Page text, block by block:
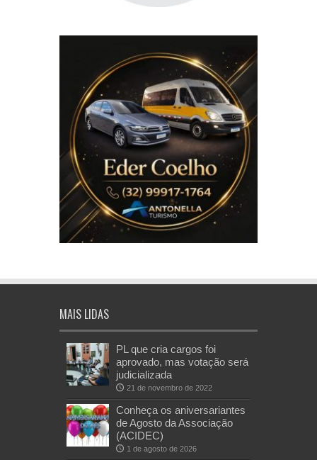
MAIS LIDAS
PL que cria cargos foi
aprovado, mas votação será
judicializada
21 de novembro de 2022
Conheça os aniversariantes
de Agosto da Associação
(ACIDEC)
1 de agosto de 2026